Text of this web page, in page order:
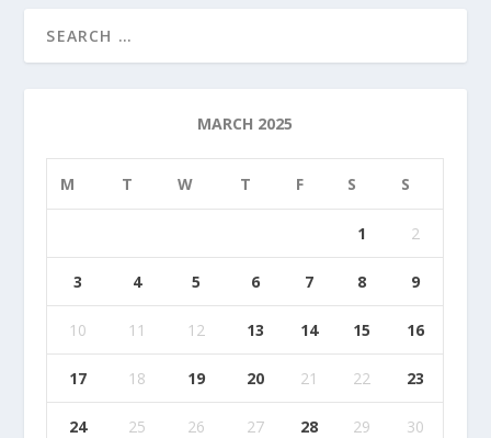
MARCH 2025
M T W T F S S
1 2
3 4 5 6 7 8 9
10 11 12 13 14 15 16
17 18 19 20 21 22 23
24 25 26 27 28 29 30